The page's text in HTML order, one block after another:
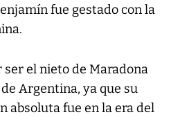
fue gestado con la
ser el nieto de Maradona
Argentina, ya que su
absoluta fue en la era del